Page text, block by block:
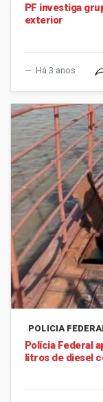
PF investiga
exterior
Há 3 anos
POLICIA
Polícia Federal
litros de diesel